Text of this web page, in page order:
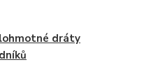
dráty